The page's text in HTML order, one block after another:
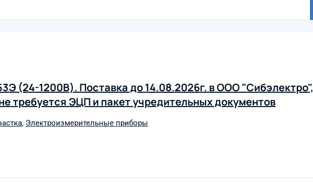
(24-1200В). Поставка до 14.08.2026г. в ООО "Сибэлектро",
требуется ЭЦП и пакет учредительных документов
, Электроизмерительные приборы